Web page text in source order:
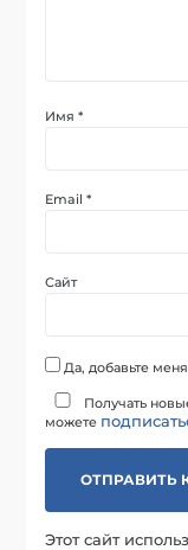
Имя*
Email*
Сайт
Да, добавьте
Получать
можете
Этот сайт